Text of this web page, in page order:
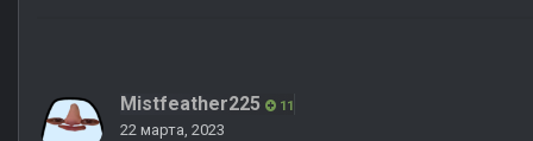
Mistfeather225 11
22 марта, 2023